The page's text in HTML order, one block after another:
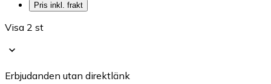
Pris inkl. frakt
Visa 2 st
Erbjudanden utan direktlänk